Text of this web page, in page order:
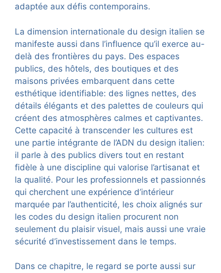
adaptée aux défis contemporains.
La dimension internationale du design italien se
manifeste aussi dans l’influence qu’il exerce au-
delà des frontières du pays. Des espaces
publics, des hôtels, des boutiques et des
maisons privées embarquent dans cette
esthétique identifiable: des lignes nettes, des
détails élégants et des palettes de couleurs qui
créent des atmosphères calmes et captivantes.
Cette capacité à transcender les cultures est
une partie intégrante de l’ADN du design italien:
il parle à des publics divers tout en restant
fidèle à une discipline qui valorise l’artisanat et
la qualité. Pour les professionnels et passionnés
qui cherchent une expérience d’intérieur
marquée par l’authenticité, les choix alignés sur
les codes du design italien procurent non
seulement du plaisir visuel, mais aussi une vraie
sécurité d’investissement dans le temps.
Dans ce chapitre, le regard se porte aussi sur